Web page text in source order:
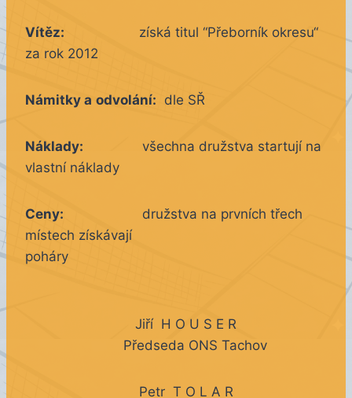
Vítěz: získá titul “Přeborník okresu“
za rok 2012
Námitky a odvolání: dle SŘ
Náklady: všechna družstva startují na
vlastní náklady
Ceny: družstva na prvních třech
místech získávají
poháry
Jiří H O U S E R
Předseda ONS Tachov
Petr T O L A R